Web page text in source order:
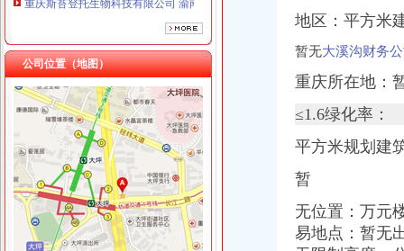
上海蓝天房屋装饰工程有限公司重庆分公司 渝北 （工商注册）
重庆华康假肢矫形有限公司 渝中120万 （增资）
上海兆妩贸易有限公司重庆龙湖·北城天街分公司 （工商注册）
公司位置（地图）
渝中区化龙桥
化龙桥-重庆天地旁-渝中区预订,化龙桥-重庆天地旁-渝中区价格_地址
关于渝中区化龙桥车站增设垃圾桶的建议_重庆市公开信箱
重庆农业采摘园_重庆渝中区农业采摘园_重庆渝中区农业采摘园化龙桥
重庆市渝中区化龙桥小学伙食团-吴虹-拉销网-拉销
渝中区化龙桥片区（三期）_重庆渝中土地招拍挂-房天下土地网
地区：平方米
暂无大溪沟财务
重庆所在地：
≤1.6绿化率：
平方米规划建
暂
无位置：万元
易地点： 暂无